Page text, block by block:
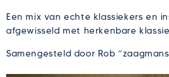
Een mix van echte klassiekers en
afgewisseld met herkenbare
Samengesteld door Rob